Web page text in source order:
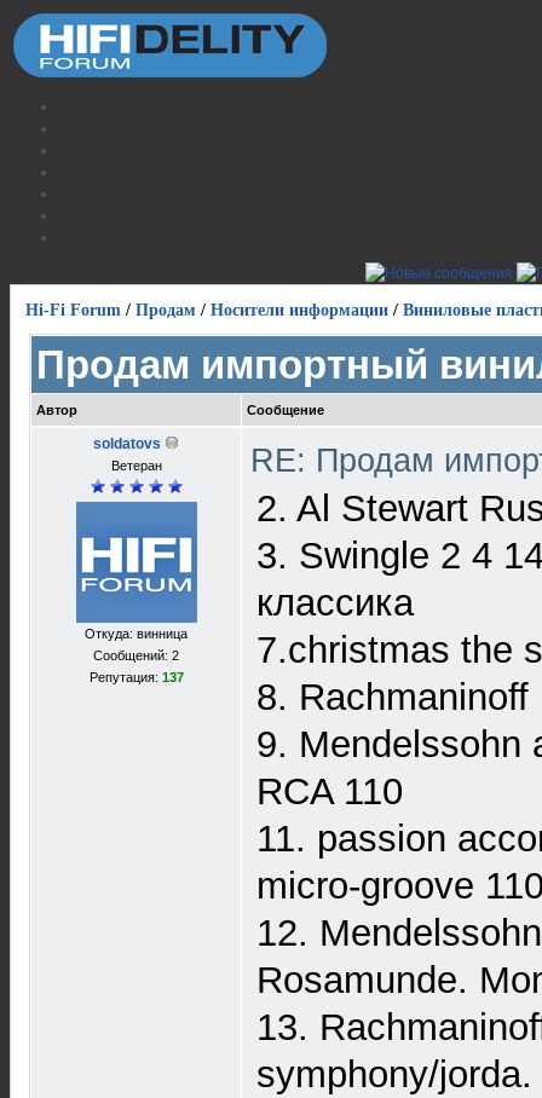
Hi-Fi Forum / Продам / Носители информации / Виниловые
Продам импортный
Автор Сообщение
soldatovs
Ветеран
Откуда: винница
Сообщений: 2
Репутация: 137
RE: Продам
2. Al Stewart
3. Swingle 2 4
классика
7.christmas the
8.
9. Mendelssohn
RCA 110
11. passion
micro-groove
12.
Rosamunde.
13.
symphony/jorda.